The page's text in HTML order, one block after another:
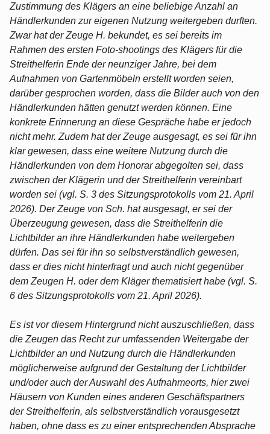
Zustimmung des Klägers an eine beliebige Anzahl an
Händlerkunden zur eigenen Nutzung weitergeben durften.
Zwar hat der Zeuge H. bekundet, es sei bereits im
Rahmen des ersten Foto-shootings des Klägers für die
Streithelferin Ende der neunziger Jahre, bei dem
Aufnahmen von Gartenmöbeln erstellt worden seien,
darüber gesprochen worden, dass die Bilder auch von den
Händlerkunden hätten genutzt werden können. Eine
konkrete Erinnerung an diese Gespräche habe er jedoch
nicht mehr. Zudem hat der Zeuge ausgesagt, es sei für ihn
klar gewesen, dass eine weitere Nutzung durch die
Händlerkunden von dem Honorar abgegolten sei, dass
zwischen der Klägerin und der Streithelferin vereinbart
worden sei (vgl. S. 3 des Sitzungsprotokolls vom 21. April
2026). Der Zeuge von Sch. hat ausgesagt, er sei der
Überzeugung gewesen, dass die Streithelferin die
Lichtbilder an ihre Händlerkunden habe weitergeben
dürfen. Das sei für ihn so selbstverständlich gewesen,
dass er dies nicht hinterfragt und auch nicht gegenüber
dem Zeugen H. oder dem Kläger thematisiert habe (vgl. S.
6 des Sitzungsprotokolls vom 21. April 2026).
Es ist vor diesem Hintergrund nicht auszuschließen, dass
die Zeugen das Recht zur umfassenden Weitergabe der
Lichtbilder an und Nutzung durch die Händlerkunden
möglicherweise aufgrund der Gestaltung der Lichtbilder
und/oder auch der Auswahl des Aufnahmeorts, hier zwei
Häusern von Kunden eines anderen Geschäftspartners
der Streithelferin, als selbstverständlich vorausgesetzt
haben, ohne dass es zu einer entsprechenden Absprache